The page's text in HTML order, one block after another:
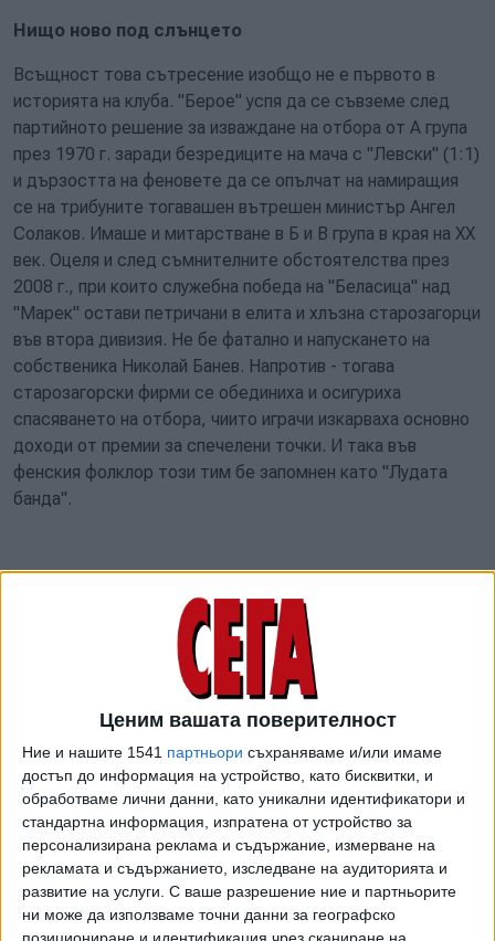
Ценим вашата поверителност
Ние и нашите 1541 партньори съхраняваме и/или имаме
достъп до информация на устройство, като бисквитки, и
обработваме лични данни, като уникални идентификатори и
стандартна информация, изпратена от устройство за
персонализирана реклама и съдържание, измерване на
рекламата и съдържанието, изследване на аудиторията и
развитие на услуги. С ваше разрешение ние и партньорите
ни може да използваме точни данни за географско
позициониране и идентификация чрез сканиране на
Нищо ново под слънцето
Всъщност това сътресение изобщо не е първото в
историята на клуба. "Берое" успя да се съвземе след
партийното решение за изваждане на отбора от А група
през 1970 г. заради безредиците на мача с "Левски" (1:1)
и дързостта на феновете да се опълчат на намиращия
се на трибуните тогавашен вътрешен министър Ангел
Солаков. Имаше и митарстване в Б и В група в края на ХХ
век. Оцеля и след съмнителните обстоятелства през
2008 г., при които служебна победа на "Беласица" над
"Марек" остави петричани в елита и хлъзна старозагорци
във втора дивизия. Не бе фатално и напускането на
собственика Николай Банев. Напротив - тогава
старозагорски фирми се обединиха и осигуриха
спасяването на отбора, чиито играчи изкарваха основно
доходи от премии за спечелени точки. И така във
фенския фолклор този тим бе запомнен като "Лудата
банда".
Предвид споменатите примери изказването на министър
Николов не се прие като края на света. Остана обаче
неприятният привкус, че кранчето за отбора бе спряно
така показно бързо - от днес за утре. Което създава
неизвестност пред клуба дали ще може да разчита на
играчите си до края на сезона, особено на чужденците,
защото те ще са в правото си да разтрогнат
договорите, ако им бъдат забавени заплатите.
Действително даваните от ТЕЦ "Марица-изток 2" 5 млн.
лв. за "Берое" са капка в морето на фона на стотиците
милиони, за които има съмнения и тепърва ще се